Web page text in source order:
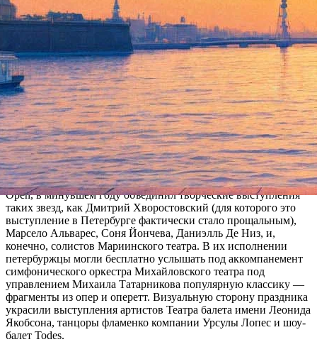
Смотреть фоторепортаж
Концерт под открытием небом«Классика на Дворцовой»,
прошедший по случаю Дня города 27 мая 2017 года, получил
награду фестиваля «bema!» как «лучшее музыкальное
событие».
Напомним, праздник, организованный компанией Dance
Open, в минувшем году объединил творческие выступления
таких звезд, как Дмитрий Хворостовский (для которого это
выступление в Петербурге фактически стало прощальным),
Марсело Альварес, Соня Йончева, Даниэлль Де Низ, и,
конечно, солистов Мариинского театра. В их исполнении
петербуржцы могли бесплатно услышать под аккомпанемент
симфонического оркестра Михайловского театра под
управлением Михаила Татарникова популярную классику —
фрагменты из опер и оперетт. Визуальную сторону праздника
украсили выступления артистов Театра балета имени Леонида
Якобсона, танцоры фламенко компании Урсулы Лопес и шоу-
балет Todes.